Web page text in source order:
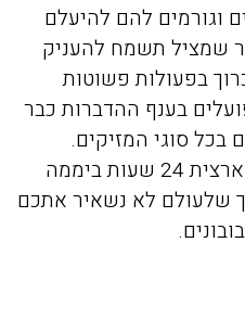
וגורמים להם להיעלם
שמציל תשמח להעניק
בפעולות פשוטות
בענף ההדברות כבר
בכל סוגי המזיקים.
השירות שלנו ניתן בפריסה ארצית 24 שעות ביממה
שלעולם לא נשאיר אתכם